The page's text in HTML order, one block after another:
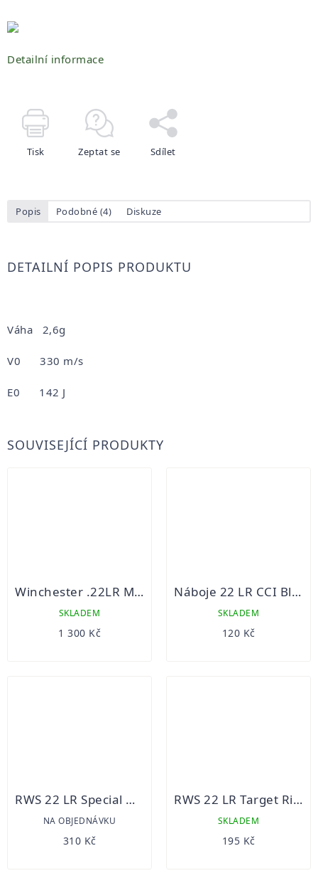
Detailní informace
Tisk Zeptat se Sdílet
Popis Podobné (4) Diskuze
DETAILNÍ POPIS PRODUKTU
Váha 2,6g
V0 330 m/s
E0 142 J
SOUVISEJÍCÍ PRODUKTY
Winchester .22LR M22
SKLADEM
1 300 Kč
Náboje 22 LR CCI Blazer HV
SKLADEM
120 Kč
RWS 22 LR Special Match/50 ks
NA OBJEDNÁVKU
310 Kč
RWS 22 LR Target Rifle/50 ks
SKLADEM
195 Kč